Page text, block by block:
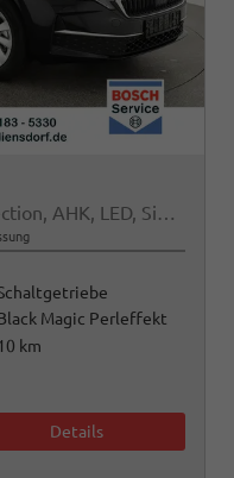
1.5 TSI 110 kW Selection Selection, AHK, LED, Side, ACC, Kamera, Winter, 17-Zoll
Magic Perleffekt
km
Details